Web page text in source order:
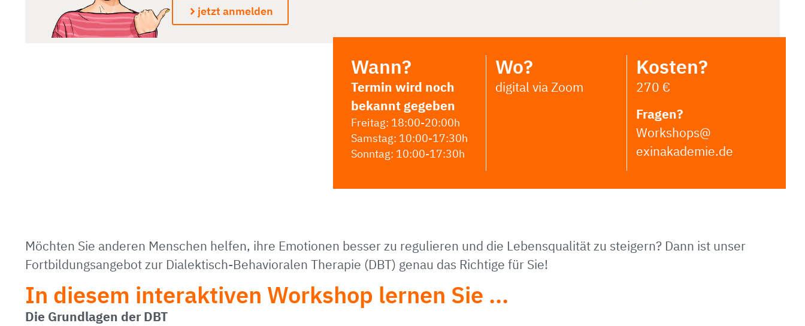
jetzt anmelden
Wann?
Termin wird noch
bekannt gegeben
Freitag: 18:00-20:00h
Samstag: 10:00-17:30h
Sonntag: 10:00-17:30h
Wo?
digital via Zoom
Kosten?
270 €
Fragen?
Workshops@
exinakademie.de
Möchten Sie anderen Menschen helfen, ihre Emotionen besser zu regulieren und die Lebensqualität zu steigern? Dann ist unser
Fortbildungsangebot zur Dialektisch-Behavioralen Therapie (DBT) genau das Richtige für Sie!
In diesem interaktiven Workshop lernen Sie ...
Die Grundlagen der DBT